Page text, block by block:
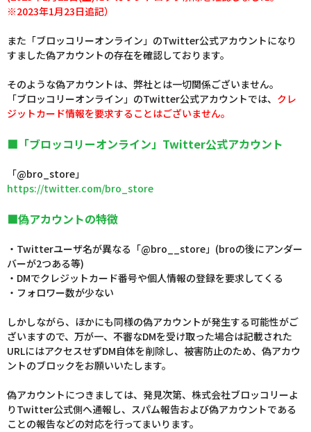
※2023年1月23日追記）
また「ブロッコリーオンライン」のTwitter公式アカウントになり
すました偽アカウントの存在を確認しております。
そのような偽アカウントは、弊社とは一切関係ございません。
「ブロッコリーオンライン」のTwitter公式アカウントでは、 クレ
ジットカード情報を要求することはございません。
■「ブロッコリーオンライン」Twitter公式アカウント
「@bro_store」
https://twitter.com/bro_store
■偽アカウントの特徴
・Twitterユーザ名が異なる「@bro__store」(broの後にアンダー
バーが2つある等)
・DMでクレジットカード番号や個人情報の登録を要求してくる
・フォロワー数が少ない
しかしながら、ほかにも同様の偽アカウントが発生する可能性がご
ざいますので、万が一、不審なDMを受け取った場合は記載された
URLにはアクセスせずDM自体を削除し、被害防止のため、偽アカウ
ントのブロックをお願いいたします。
偽アカウントにつきましては、発見次第、株式会社ブロッコリーよ
りTwitter公式側へ通報し、スパム報告および偽アカウントである
ことの報告などの対応を行ってまいります。